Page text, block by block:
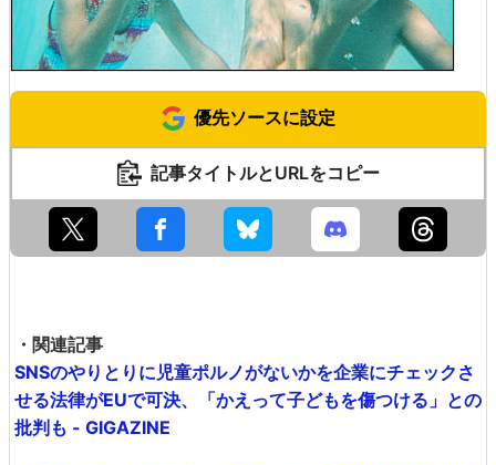
優先ソースに設定
記事タイトルとURLをコピー
・関連記事
SNSのやりとりに児童ポルノがないかを企業にチェックさ
せる法律がEUで可決、「かえって子どもを傷つける」との
批判も - GIGAZINE